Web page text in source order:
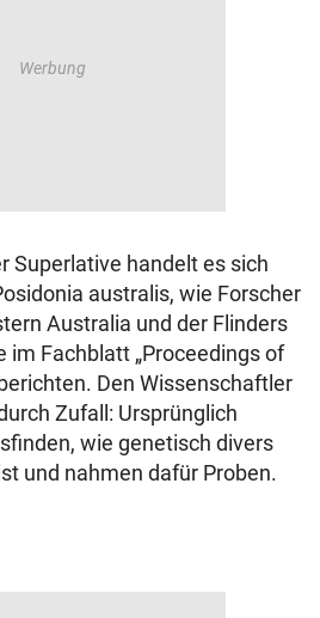
Superlative handelt es sich
australis, wie Forscher
Australia und der Flinders
im Fachblatt „Proceedings of
Den Wissenschaftler
Zufall: Ursprünglich
wie genetisch divers
und nahmen dafür Proben.